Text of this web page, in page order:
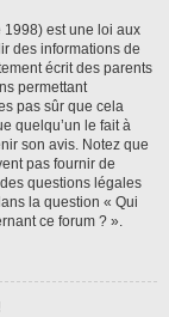
est une loi aux
des informations de
écrit des parents
permettant
pas sûr que cela
quelqu’un le fait à
son avis. Notez que
pas fournir de
questions légales
la question « Qui
ce forum ? ».